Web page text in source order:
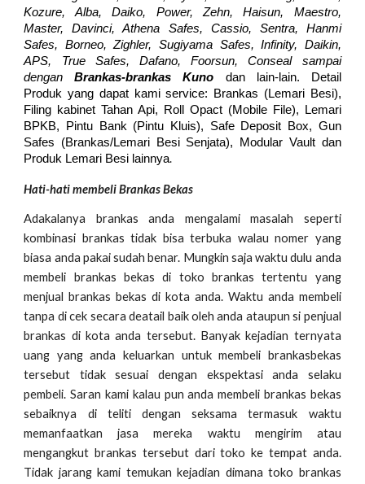
Kozure, Alba, Daiko, Power, Zehn, Haisun, Maestro,
Master, Davinci, Athena Safes, Cassio, Sentra, Hanmi
Safes, Borneo, Zighler, Sugiyama Safes, Infinity, Daikin,
APS, True Safes, Dafano, Foorsun, Conseal sampai
denganBrankas-brankas Kuno dan lain-lain. Detail
Produk yang dapat kami service: Brankas (Lemari Besi),
Filing kabinet Tahan Api, Roll Opact (Mobile File), Lemari
BPKB, Pintu Bank (Pintu Kluis), Safe Deposit Box, Gun
Safes (Brankas/Lemari Besi Senjata), Modular Vault dan
Produk Lemari Besi lainnya.
Hati-hati membeli Brankas Bekas
Adakalanya brankas anda mengalami masalah seperti
kombinasi brankas tidak bisa terbuka walau nomer yang
biasa anda pakai sudah benar. Mungkin saja waktu dulu anda
membeli brankas bekas di toko brankas tertentu yang
menjual brankas bekas di kota anda. Waktu anda membeli
tanpa di cek secara deatail baik oleh anda ataupun si penjual
brankas di kota anda tersebut. Banyak kejadian ternyata
uang yang anda keluarkan untuk membeli brankasbekas
tersebut tidak sesuai dengan ekspektasi anda selaku
pembeli. Saran kami kalau pun anda membeli brankas bekas
sebaiknya di teliti dengan seksama termasuk waktu
memanfaatkan jasa mereka waktu mengirim atau
mengangkut brankas tersebut dari toko ke tempat anda.
Tidak jarang kami temukan kejadian dimana toko brankas